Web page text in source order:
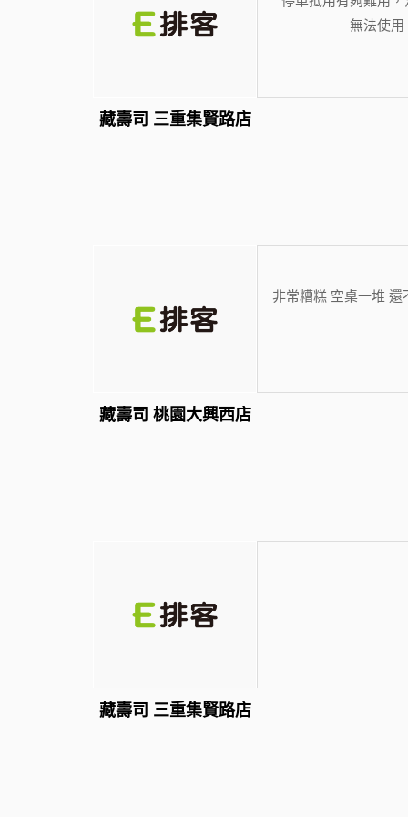
無法使
藏壽司 三重集賢路店
非常糟糕 空桌一堆
藏壽司 桃園大興西店
藏壽司 三重集賢路店